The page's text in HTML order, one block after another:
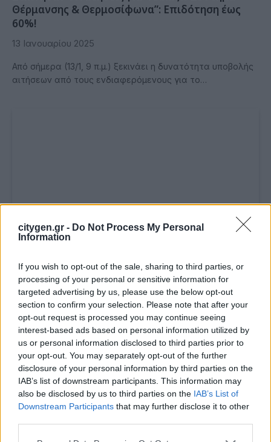
citygen.gr - Do Not Process My Personal
Information
If you wish to opt-out of the sale, sharing to third parties, or
processing of your personal or sensitive information for
targeted advertising by us, please use the below opt-out
section to confirm your selection. Please note that after your
opt-out request is processed you may continue seeing
interest-based ads based on personal information utilized by
us or personal information disclosed to third parties prior to
your opt-out. You may separately opt-out of the further
disclosure of your personal information by third parties on the
IAB’s list of downstream participants. This information may
also be disclosed by us to third parties on the IAB’s List of
Downstream Participants that may further disclose it to other
Θέρμανσης & Θερμοσίφωνα”: Επιδότηση έως
60%!
13 Ιανουαρίου 2025
Από σήμερα (13/1, 9 π.μ.) ξεκινάει η δυνατότητα υποβολής
αιτήσεων από τους ενδιαφερόμενους για το…
Ενεργειακή Επανάσταση: Πέντε Προγράμματα
του ΥΠΕΝ για ένα Πιο Πράσινο Μέλλον!
8 Ιανουαρίου 2025
Πέντε προγράμματα του Υπουργείου Περιβάλλοντος και
Ενέργειας αναβαθμίζουν ενεργειακά: σχολεία,
νηπιαγωγεία, παιδικούς σταθμούς, ΔΕΥΑ, ορεινά…